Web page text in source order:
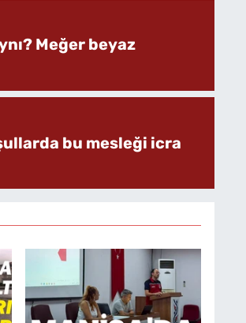
Meğer beyaz
bu mesleği icra